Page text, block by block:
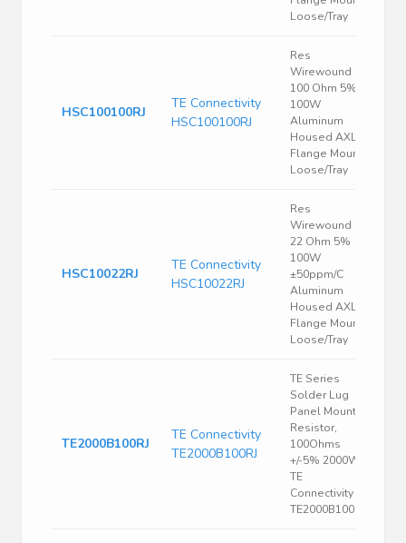
Loose/Tray
HSC100100RJ
TE Connectivity
HSC100100RJ
Res
Wirewound
100 Ohm 5%
100W
Aluminum
Housed AXL
Flange Mount
Loose/Tray
HSC10022RJ
TE Connectivity
HSC10022RJ
Res
Wirewound
22 Ohm 5%
100W
±50ppm/C
Aluminum
Housed AXL
Flange Mount
Loose/Tray
TE2000B100RJ
TE Connectivity
TE2000B100RJ
TE Series
Solder Lug
Panel Mount
Resistor,
100Ohms
+/-5% 2000W |
TE
Connectivity
TE2000B100RJ